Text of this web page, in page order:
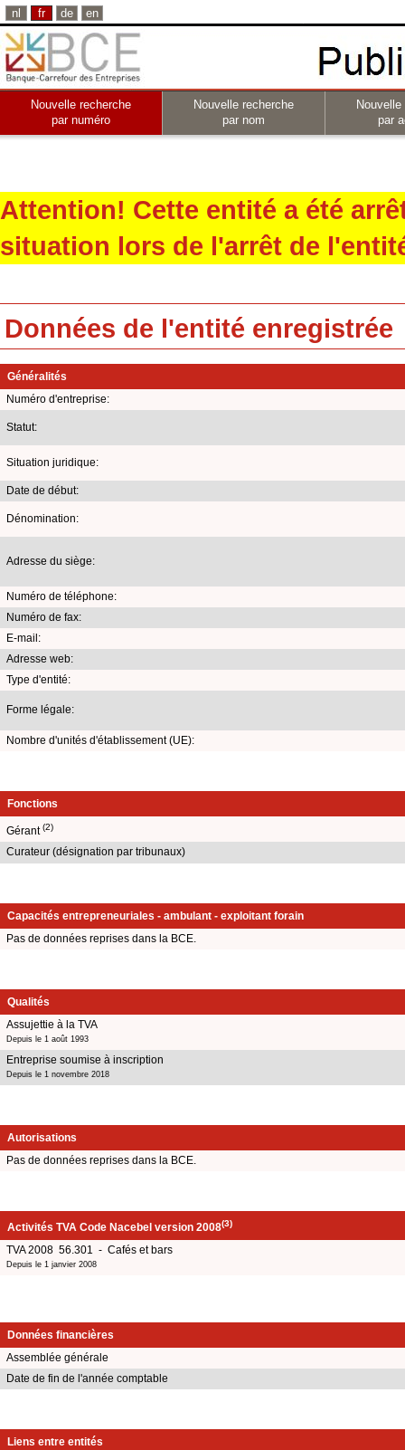
nl fr de en
Nouvelle recherche
par numéro
Nouvelle recherche
par nom
par
Attention! Cette entité a été
situation lors de l'arrêt de
Données de l'entité enregistrée
Généralités
Numéro d'entreprise:
Statut:
Situation juridique:
Date de début:
Dénomination:
Adresse du siège:
Numéro de téléphone:
Numéro de fax:
E-mail:
Adresse web:
Type d'entité:
Forme légale:
Nombre d'unités d'établissement (UE):
Fonctions
Gérant(2)
Curateur (désignation par tribunaux)
Capacités entrepreneuriales - ambulant - exploitant forain
Pas de données reprises dans la BCE.
Qualités
Assujettie à la TVA
Depuis le 1 août 1993
Entreprise soumise à inscription
Depuis le 1 novembre 2018
Autorisations
Pas de données reprises dans la BCE.
Activités TVA Code Nacebel version 2008(3)
TVA 2008 56.301 - Cafés et bars
Depuis le 1 janvier 2008
Données financières
Assemblée générale
Date de fin de l'année comptable
Liens entre entités